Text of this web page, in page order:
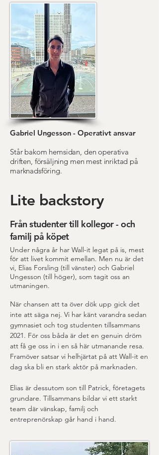
Gabriel Ungesson - Operativt ansvar
Står bakom hemsidan, den operativa
driften, försäljning men mest inriktad på
marknadsföring.
Lite backstory
Från studenter till kollegor - och
familj på köpet
Under några år har Wall-it legat på is, mest
för att livet kommit emellan. Men nu är det
vi, Elias Forsling (till vänster) och Gabriel
Ungesson (till höger), som tagit oss an
utmaningen.
När chansen att ta över dök upp gick det
inte att säga nej. Vi har känt varandra sedan
gymnasiet och tog studenten tillsammans
2021. För oss båda är det en genuin dröm
att få ge oss in i en så här utmanande resa.
Framöver satsar vi helhjärtat på att Wall-it en
dag ska bli en stark aktör på marknaden.
Elias är dessutom son till Patrick, företagets
grundare. Tillsammans bildar vi ett starkt
team där vänskap, familj och
entreprenörskap går hand i hand.